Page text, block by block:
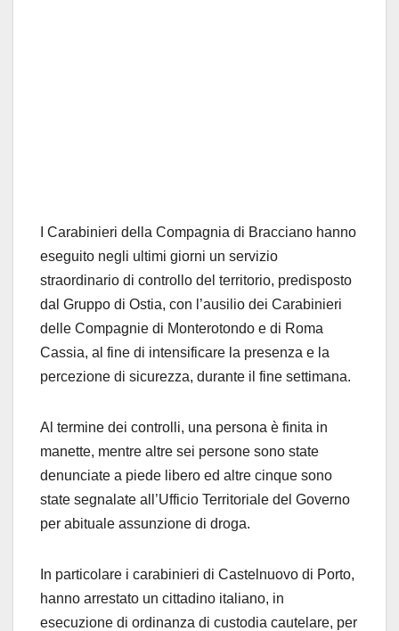
I Carabinieri della Compagnia di Bracciano hanno
eseguito negli ultimi giorni un servizio
straordinario di controllo del territorio, predisposto
dal Gruppo di Ostia, con l’ausilio dei Carabinieri
delle Compagnie di Monterotondo e di Roma
Cassia, al fine di intensificare la presenza e la
percezione di sicurezza, durante il fine settimana.
Al termine dei controlli, una persona è finita in
manette, mentre altre sei persone sono state
denunciate a piede libero ed altre cinque sono
state segnalate all’Ufficio Territoriale del Governo
per abituale assunzione di droga.
In particolare i carabinieri di Castelnuovo di Porto,
hanno arrestato un cittadino italiano, in
esecuzione di ordinanza di custodia cautelare, per